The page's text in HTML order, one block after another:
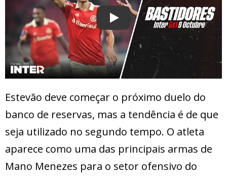
Play
Estevão deve começar o próximo duelo do
banco de reservas, mas a tendência é de que
seja utilizado no segundo tempo. O atleta
aparece como uma das principais armas de
Mano Menezes para o setor ofensivo do